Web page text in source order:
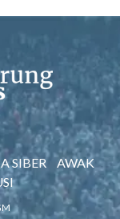
SIBER
AWAK